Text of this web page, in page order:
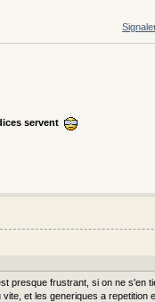
servent
presque frustrant, si on ne s'en
et les generiques a repetition